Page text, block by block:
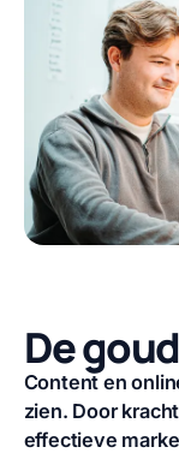
De
Content en
zien. Door
effectieve